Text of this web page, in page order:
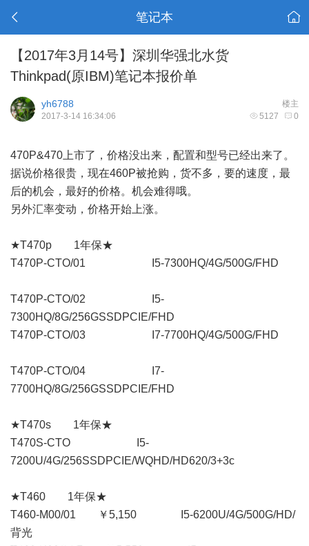
笔记本
【2017年3月14号】深圳华强北水货
Thinkpad(原IBM)笔记本报价单
楼主
yh6788
5127 0
2017-3-14 16:34:06
470P&470上市了，价格没出来，配置和型号已经出来了。
据说价格很贵，现在460P被抢购，货不多，要的速度，最
后的机会，最好的价格。机会难得哦。
另外汇率变动，价格开始上涨。
★T470p 1年保★
T470P-CTO/01 I5-7300HQ/4G/500G/FHD
T470P-CTO/02 I5-
7300HQ/8G/256GSSDPCIE/FHD
T470P-CTO/03 I7-7700HQ/4G/500G/FHD
T470P-CTO/04 I7-
7700HQ/8G/256GSSDPCIE/FHD
★T470s 1年保★
T470S-CTO I5-
7200U/4G/256SSDPCIE/WQHD/HD620/3+3c
★T460 1年保★
T460-M00/01 ￥5,150 I5-6200U/4G/500G/HD/
背光